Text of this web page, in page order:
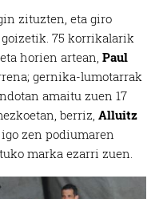
zituzten, eta giro
75 korrikalarik
horien artean, Paul
gernika-lumotarrak
amaitu zuen 17
berriz, Alluitz
zen podiumaren
marka ezarri zuen.